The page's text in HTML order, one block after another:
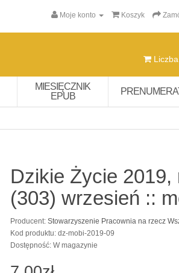
Moje konto Koszyk
MIESIĘCZNIK
EPUB
Dzikie Życie 2019,
(303) wrzesień ::
Producent:Stowarzyszenie Pracownia na rzecz
Kod produktu: dz-mobi-2019-09
Dostępność: W magazynie